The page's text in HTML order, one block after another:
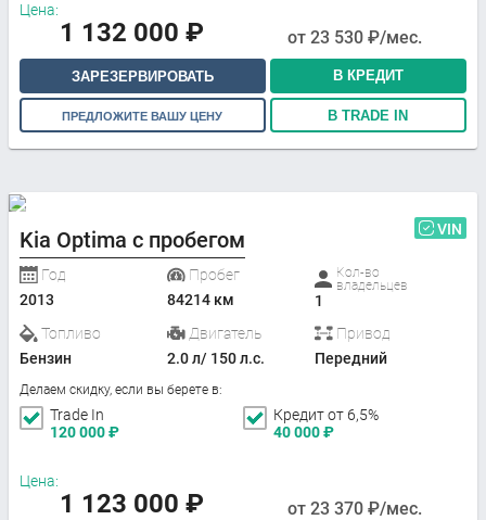
Цена:
1 132 000 ₽ от 23 530 ₽/мес.
ЗАРЕЗЕРВИРОВАТЬ В КРЕДИТ
ПРЕДЛОЖИТЕ ВАШУ ЦЕНУ В TRADE IN
Kia Optima с пробегом VIN
Год
2013
Пробег
84214 км
Кол-во
владельцев
1
Топливо
Бензин
Двигатель
2.0 л/ 150 л.с.
Привод
Передний
Делаем скидку, если вы берете в:
Trade In
120 000₽
Кредит от 6,5%
40 000₽
Цена:
1 123 000 ₽ от 23 370 ₽/мес.